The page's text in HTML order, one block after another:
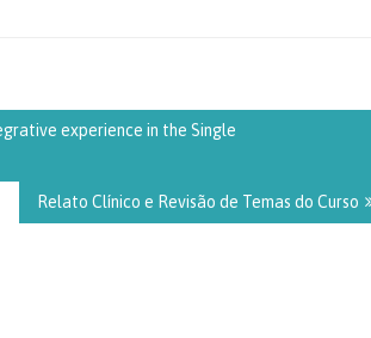
experience in the Single
Relato Clínico e Revisão de Temas do Curso